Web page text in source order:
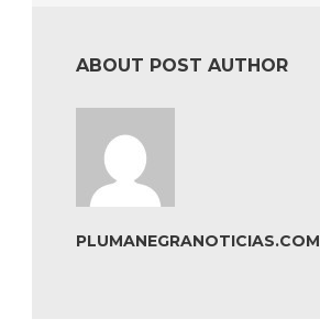
ABOUT POST AUTHOR
PLUMANEGRANOTICIAS.COM